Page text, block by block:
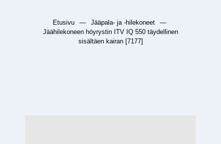
Etusivu — Jääpala- ja -hilekoneet
—
Jäähilekoneen höyrystin ITV IQ 550 täydellinen
sisältäen kairan [7177]